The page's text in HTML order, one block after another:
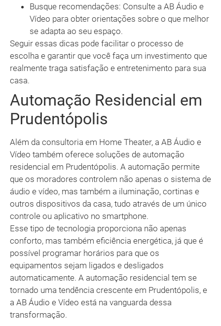
Busque recomendações: Consulte a AB Áudio e
Vídeo para obter orientações sobre o que melhor
se adapta ao seu espaço.
Seguir essas dicas pode facilitar o processo de
escolha e garantir que você faça um investimento que
realmente traga satisfação e entretenimento para sua
casa.
Automação Residencial em
Prudentópolis
Além da consultoria em Home Theater, a AB Áudio e
Vídeo também oferece soluções de automação
residencial em Prudentópolis. A automação permite
que os moradores controlem não apenas o sistema de
áudio e vídeo, mas também a iluminação, cortinas e
outros dispositivos da casa, tudo através de um único
controle ou aplicativo no smartphone.
Esse tipo de tecnologia proporciona não apenas
conforto, mas também eficiência energética, já que é
possível programar horários para que os
equipamentos sejam ligados e desligados
automaticamente. A automação residencial tem se
tornado uma tendência crescente em Prudentópolis, e
a AB Áudio e Vídeo está na vanguarda dessa
transformação.